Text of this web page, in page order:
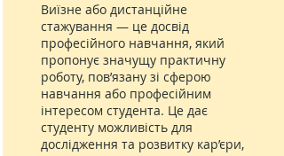
Виїзне або дистанційне
стажування — це досвід
професійного навчання, який
пропонує значущу практичну
роботу, пов’язану зі сферою
навчання або професійним
інтересом студента. Це дає
студенту можливість для
дослідження та розвитку кар’єри,